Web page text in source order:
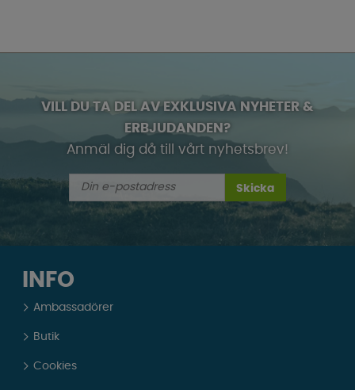
VILL DU TA DEL AV EXKLUSIVA NYHETER &
ERBJUDANDEN?
Anmäl dig då till vårt nyhetsbrev!
Skicka
INFO
Ambassadörer
Butik
Cookies